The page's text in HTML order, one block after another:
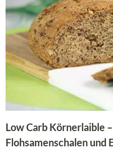
Low Carb Körnerlaible
Flohsamenschalen und